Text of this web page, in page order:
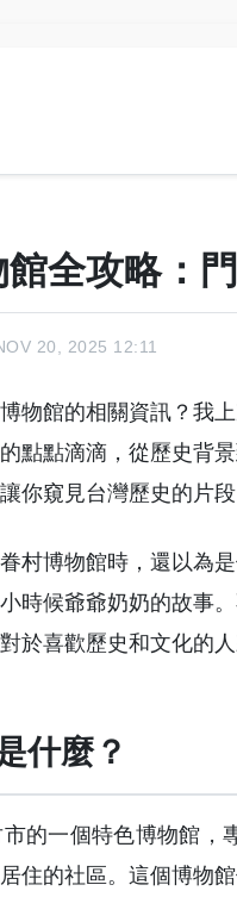
全攻略：
20, 2025 12:11
物館的相關資訊？我
點點滴滴，從歷史背
你窺見台灣歷史的片段
村博物館時，還以為
時候爺爺奶奶的故事
於喜歡歷史和文化的
什麼？
的一個特色博物館
住的社區。這個博物